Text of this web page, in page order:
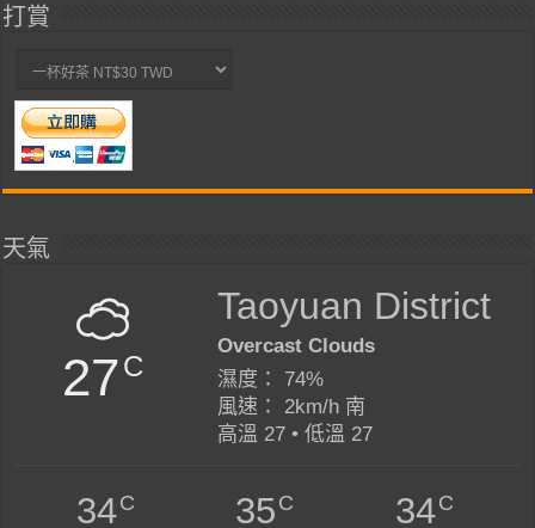
打賞
天氣
27C
Taoyuan District
Overcast Clouds
濕度： 74%
風速： 2km/h 南
高溫 27 • 低溫 27
34C 35C 34C